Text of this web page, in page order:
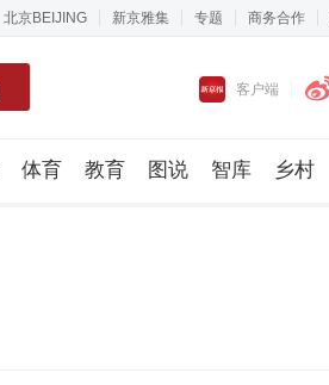
北京BEIJING 新京雅集 专题 商务合作
客户端
体育 教育 图说 智库 乡村